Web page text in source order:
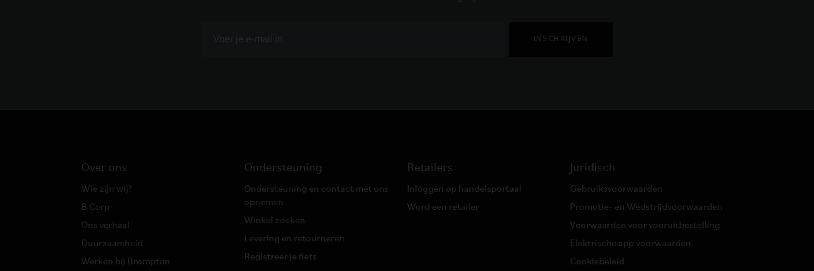
INSCHRIJVEN
Over ons
Wie zijn wij?
B Corp
Ons verhaal
Duurzaamheid
Werken bij Brompton
Ondersteuning
Ondersteuning en contact met ons
opnemen
Winkel zoeken
Levering en retourneren
Registreer je fiets
Retailers
Inloggen op handelsportaal
Word een retailer
Juridisch
Gebruiksvoorwaarden
Promotie- en Wedstrijdvoorwaarden
Voorwaarden voor vooruitbestelling
Elektrische app voorwaarden
Cookiebeleid